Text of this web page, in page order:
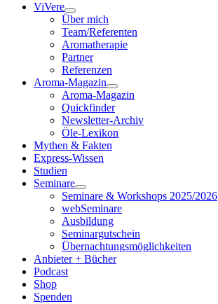
ViVere
Über mich
Team/Referenten
Aromatherapie
Partner
Referenzen
Aroma-Magazin
Aroma-Magazin
Quickfinder
Newsletter-Archiv
Öle-Lexikon
Mythen & Fakten
Express-Wissen
Studien
Seminare
Seminare & Workshops 2025/2026
webSeminare
Ausbildung
Seminargutschein
Übernachtungsmöglichkeiten
Anbieter + Bücher
Podcast
Shop
Spenden